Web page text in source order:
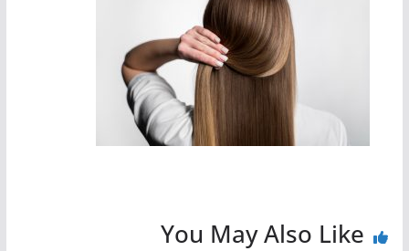
You May Also Like